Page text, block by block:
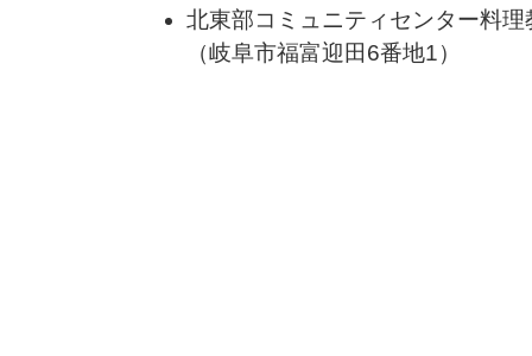
北東部コミュニティセンター料理
（岐阜市福富迎田6番地1）